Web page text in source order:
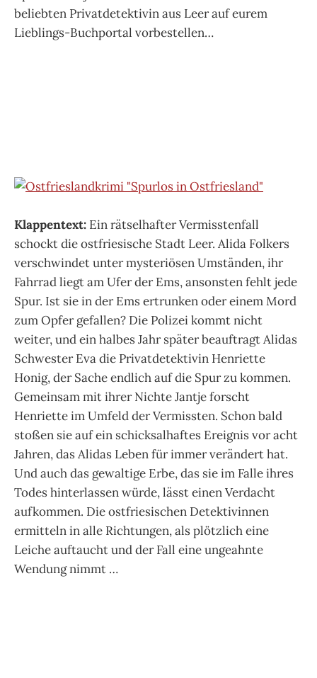
beliebten Privatdetektivin aus Leer auf eurem
Lieblings-Buchportal vorbestellen…
Klappentext: Ein rätselhafter Vermisstenfall
schockt die ostfriesische Stadt Leer. Alida Folkers
verschwindet unter mysteriösen Umständen, ihr
Fahrrad liegt am Ufer der Ems, ansonsten fehlt jede
Spur. Ist sie in der Ems ertrunken oder einem Mord
zum Opfer gefallen? Die Polizei kommt nicht
weiter, und ein halbes Jahr später beauftragt Alidas
Schwester Eva die Privatdetektivin Henriette
Honig, der Sache endlich auf die Spur zu kommen.
Gemeinsam mit ihrer Nichte Jantje forscht
Henriette im Umfeld der Vermissten. Schon bald
stoßen sie auf ein schicksalhaftes Ereignis vor acht
Jahren, das Alidas Leben für immer verändert hat.
Und auch das gewaltige Erbe, das sie im Falle ihres
Todes hinterlassen würde, lässt einen Verdacht
aufkommen. Die ostfriesischen Detektivinnen
ermitteln in alle Richtungen, als plötzlich eine
Leiche auftaucht und der Fall eine ungeahnte
Wendung nimmt …